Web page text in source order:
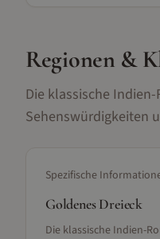
Regionen &
Die klassische
Sehenswürdigkeiten
Spezifische
Goldenes Dreieck
Die klassische Indien-